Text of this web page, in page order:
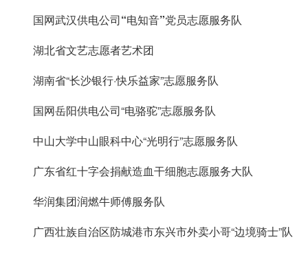
国网武汉供电公司“电知音”党员志愿服务队
湖北省文艺志愿者艺术团
湖南省“长沙银行·快乐益家”志愿服务队
国网岳阳供电公司“电骆驼”志愿服务队
中山大学中山眼科中心“光明行”志愿服务队
广东省红十字会捐献造血干细胞志愿服务大队
华润集团润燃牛师傅服务队
广西壮族自治区防城港市东兴市外卖小哥“边境骑士”队